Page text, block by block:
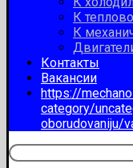
К
К
Контакты
Вакансии
https://
category/
oborudovaniju/